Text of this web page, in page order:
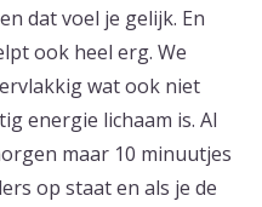
dat voel je gelijk. En
ook heel erg. We
wat ook niet
energie lichaam is. Al
maar 10 minuutjes
op staat en als je de